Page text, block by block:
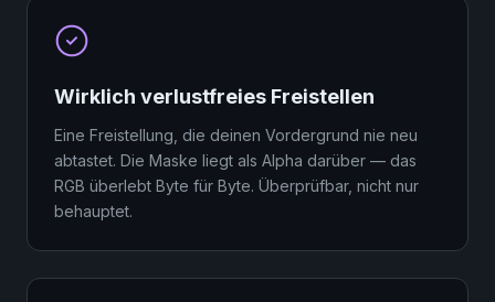
Wirklich verlustfreies Freistellen
Eine Freistellung, die deinen Vordergrund nie neu
abtastet. Die Maske liegt als Alpha darüber — das
RGB überlebt Byte für Byte. Überprüfbar, nicht nur
behauptet.